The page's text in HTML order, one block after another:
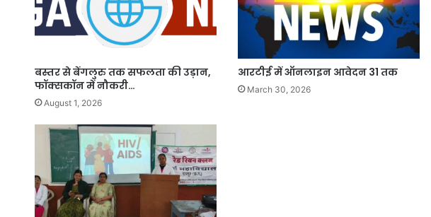
बस्तर से बेंगलुरु तक सफलता की उड़ान,
फॉक्सकॉन में नौकरी…
August 1, 2026
आरटीई में ऑनलाइन आवेदन 31 तक
March 30, 2026